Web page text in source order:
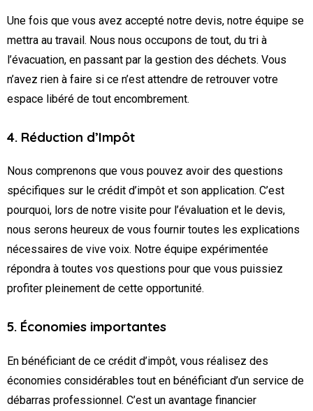
Une fois que vous avez accepté notre devis, notre équipe se
mettra au travail. Nous nous occupons de tout, du tri à
l’évacuation, en passant par la gestion des déchets. Vous
n’avez rien à faire si ce n’est attendre de retrouver votre
espace libéré de tout encombrement.
4. Réduction d’Impôt
Nous comprenons que vous pouvez avoir des questions
spécifiques sur le crédit d’impôt et son application. C’est
pourquoi, lors de notre visite pour l’évaluation et le devis,
nous serons heureux de vous fournir toutes les explications
nécessaires de vive voix. Notre équipe expérimentée
répondra à toutes vos questions pour que vous puissiez
profiter pleinement de cette opportunité.
5. Économies importantes
En bénéficiant de ce crédit d’impôt, vous réalisez des
économies considérables tout en bénéficiant d’un service de
débarras professionnel. C’est un avantage financier